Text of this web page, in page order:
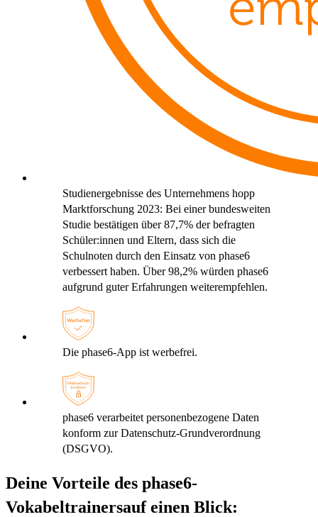
Studienergebnisse des Unternehmens hopp
Marktforschung 2023: Bei einer bundesweiten
Studie bestätigen über 87,7% der befragten
Schüler:innen und Eltern, dass sich die
Schulnoten durch den Einsatz von phase6
verbessert haben. Über 98,2% würden phase6
aufgrund guter Erfahrungen weiterempfehlen.
Die phase6-App ist werbefrei.
phase6 verarbeitet personenbezogene Daten
konform zur Datenschutz-Grundverordnung
(DSGVO).
Deine Vorteile des phase6-
Vokabeltrainersauf einen Blick: